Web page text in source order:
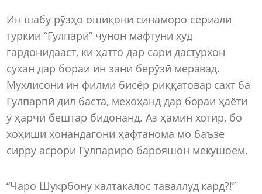
Ин шабу рӯзҳо ошиқони синаморо сериали
туркии “Гулпарӣ” чунон мафтуни худ
гардонидааст, ки ҳатто дар сари дастурхон
сухан дар бораи ин зани берӯзӣ меравад.
Мухлисони ин филми бисёр риққатовар сахт ба
Гулпарпӣ дил баста, мехоҳанд дар бораи ҳаёти
ӯ ҳарчӣ бештар бидонанд. Аз ҳамин хотир, бо
хоҳиши хонандагони ҳафтанома мо баъзе
сирру асрори Гулпариро барояшон мекушоем.
“Чаро Шукрбону калтакалос таваллуд кард?!”